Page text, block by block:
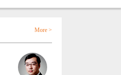
More >